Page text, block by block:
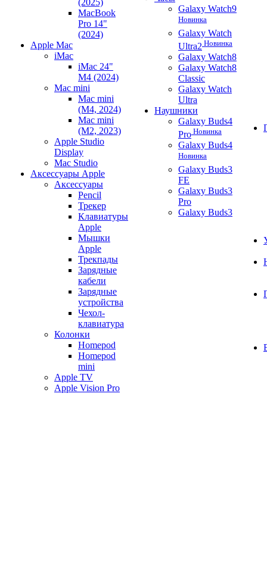
(2025)
MacBook
Pro 14"
(2024)
Apple Mac
iMac
iMac 24"
M4 (2024)
Mac mini
Mac mini
(M4, 2024)
Mac mini
(M2, 2023)
Apple Studio
Display
Mac Studio
Аксессуары Apple
Аксессуары
Pencil
Трекер
Клавиатуры
Apple
Мышки
Apple
Трекпады
Зарядные
кабели
Зарядные
устройства
Чехол-
клавиатура
Колонки
Homepod
Homepod
mini
Apple TV
Apple Vision Pro
Galaxy Watch9
Новинка
Galaxy Watch
Ultra2 Новинка
Galaxy Watch8
Galaxy Watch8
Classic
Galaxy Watch
Ultra
Наушники
Galaxy Buds4
Pro Новинка
Galaxy Buds4
Новинка
Galaxy Buds3
FE
Galaxy Buds3
Pro
Galaxy Buds3